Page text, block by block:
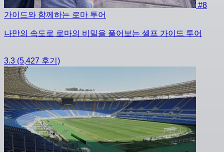
#8
가이드와 함께하는 로마 투어
나만의 속도로 로마의 비밀을 풀어보는 셀프 가이드 투어
3.3 (5,427 후기)